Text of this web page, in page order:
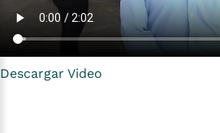
Descargar Video